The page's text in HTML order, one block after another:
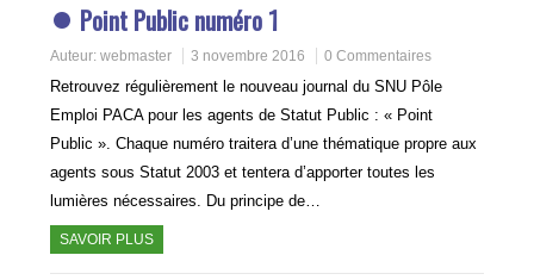
Point Public numéro 1
Auteur:webmaster 3 novembre 2016 0 Commentaires
Retrouvez régulièrement le nouveau journal du SNU Pôle
Emploi PACA pour les agents de Statut Public : « Point
Public ». Chaque numéro traitera d’une thématique propre aux
agents sous Statut 2003 et tentera d’apporter toutes les
lumières nécessaires. Du principe de…
SAVOIR PLUS